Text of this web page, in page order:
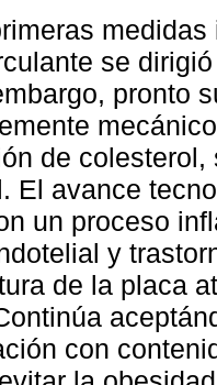
se
pronto
de
El avance
un proceso
y
de la placa
con